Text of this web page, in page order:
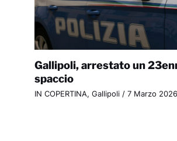
Gallipoli, arrestato un
spaccio
IN COPERTINA, Gallipoli/ 7 Marzo 2026